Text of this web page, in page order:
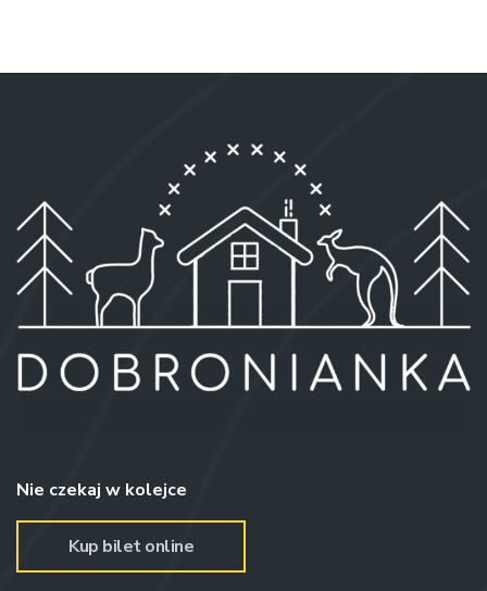
Nie czekaj w kolejce
Kup bilet online